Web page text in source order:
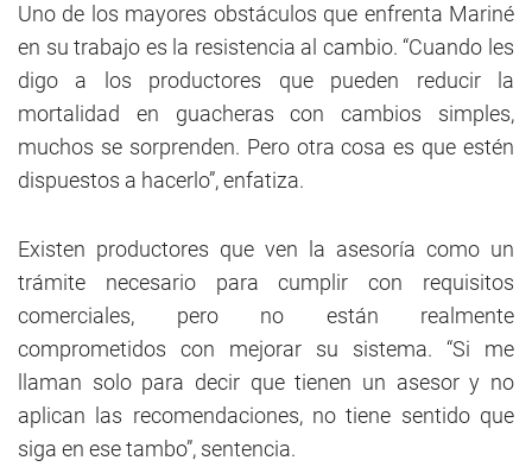
Uno de los mayores obstáculos que enfrenta Mariné
en su trabajo es la resistencia al cambio. “Cuando les
digo a los productores que pueden reducir la
mortalidad en guacheras con cambios simples,
muchos se sorprenden. Pero otra cosa es que estén
dispuestos a hacerlo”, enfatiza.
Existen productores que ven la asesoría como un
trámite necesario para cumplir con requisitos
comerciales, pero no están realmente
comprometidos con mejorar su sistema. “Si me
llaman solo para decir que tienen un asesor y no
aplican las recomendaciones, no tiene sentido que
siga en ese tambo”, sentencia.